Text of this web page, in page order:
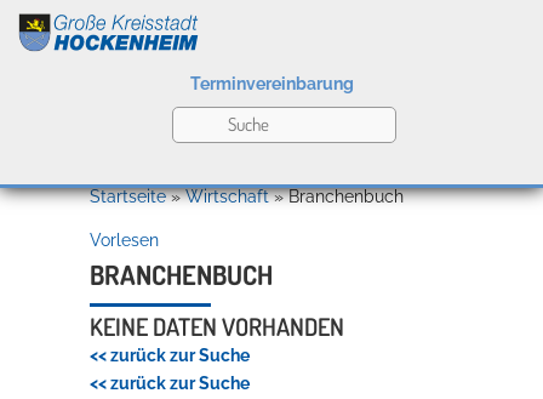
Kultur
Bildung
Terminvereinbarung
Willkommen in Hockenheim
Startseite»Wirtschaft»Branchenbuch
Vorlesen
BRANCHENBUCH
KEINE DATEN VORHANDEN
<< zurück zur Suche
<< zurück zur Suche